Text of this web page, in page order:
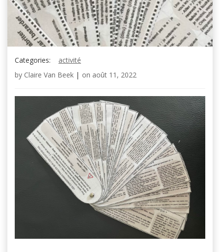
Categories:
activité
by Claire Van Beek | on août 11, 2022